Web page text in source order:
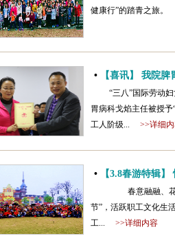
健康行”的踏青之旅
• 【喜讯】 我院
“三八”国际劳动
胃病科戈焰主任被授
工人阶级... >>详细
• 【3.8春游特辑
春意融融、花枝
节”，活跃职工文化生
工... >>详细内容